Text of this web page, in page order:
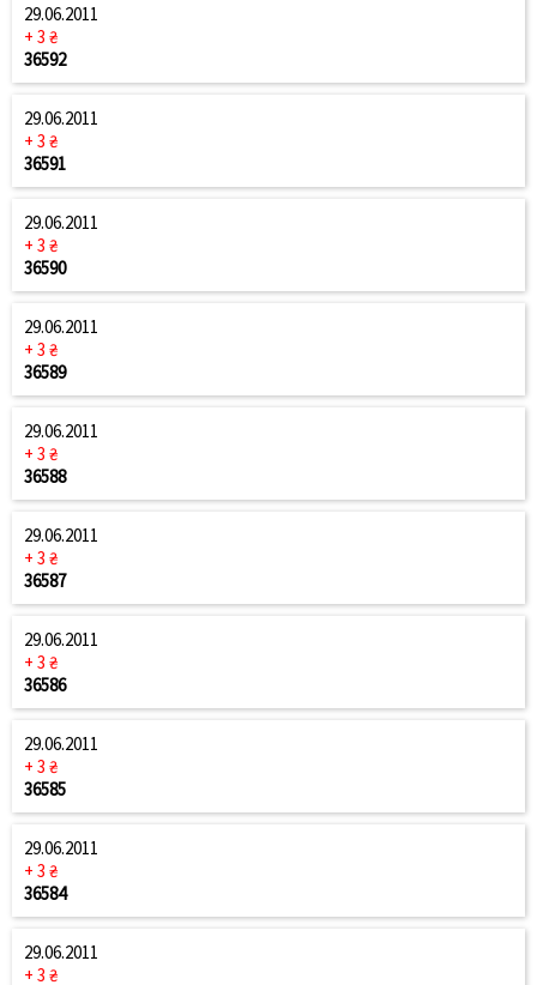
29.06.2011
+ 3 ₴
36592
29.06.2011
+ 3 ₴
36591
29.06.2011
+ 3 ₴
36590
29.06.2011
+ 3 ₴
36589
29.06.2011
+ 3 ₴
36588
29.06.2011
+ 3 ₴
36587
29.06.2011
+ 3 ₴
36586
29.06.2011
+ 3 ₴
36585
29.06.2011
+ 3 ₴
36584
29.06.2011
+ 3 ₴